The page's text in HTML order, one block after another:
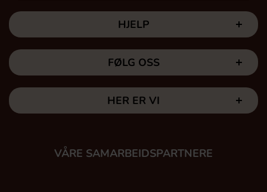
HJELP
FØLG OSS
HER ER VI
VÅRE SAMARBEIDSPARTNERE